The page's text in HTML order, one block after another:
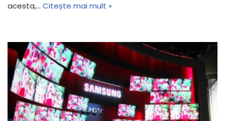
acesta,… Citește mai mult »